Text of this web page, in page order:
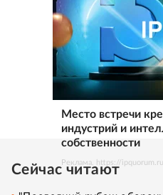
Место встречи
индустрий и
собственности
Реклама. https://ipquorum.ru
Сейчас читают